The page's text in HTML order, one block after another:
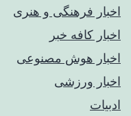
اخبار فرهنگی و هنری
اخبار کافه خبر
اخبار هوش مصنوعی
اخبار ورزشی
ادبیات